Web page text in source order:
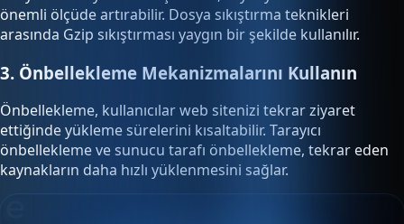
önemli ölçüde artırabilir. Dosya sıkıştırma teknikleri
arasında Gzip sıkıştırması yaygın bir şekilde kullanılır.
3. Önbellekleme Mekanizmalarını Kullanın
Önbellekleme, kullanıcılar web sitenizi tekrar ziyaret
ettiğinde yükleme sürelerini kısaltabilir. Tarayıcı
önbellekleme ve sunucu tarafı önbellekleme, tekrar eden
kaynakların daha hızlı yüklenmesini sağlar.